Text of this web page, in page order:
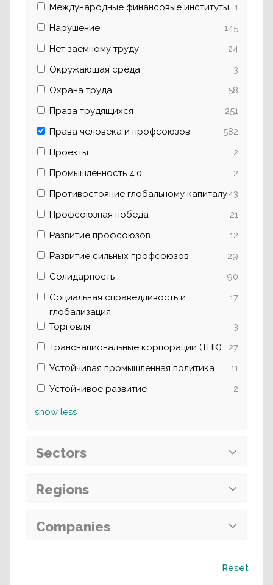
Международные финансовые институты 1
Нарушение
145
Нет заемному труду
24
Окружающая среда
3
Охрана труда
58
Права трудящихся
251
Права человека и профсоюзов
582
Проекты
2
Промышленность 4.0
2
Противостояние глобальному капиталу43
Профсоюзная победа
21
Развитие профсоюзов
12
Развитие сильных профсоюзов
29
Солидарность
90
Социальная справедливость и
глобализация
17
Торговля
3
Транснациональные корпорации (ТНК)
27
Устойчивая промышленная политика
11
Устойчивое развитие
2
show less
Sectors
Regions
Companies
Reset